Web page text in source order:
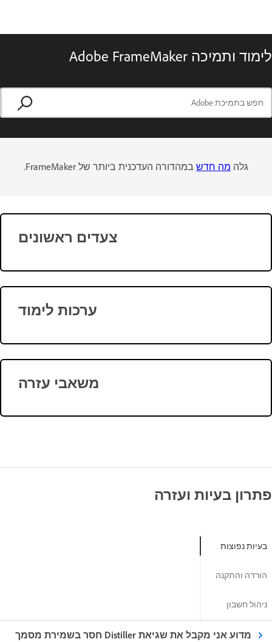
לימוד ותמיכה Adobe FrameMaker
גלה מה חדש במהדורה העדכנית ביותר של FrameMaker.
צעדים ראשונים
ערכות לימוד
משאבי עזרה
פתרון בעיות ועזרה
בעיות נפוצות
הורדה והתקנה
ניהול חשבון
מדוע אני מקבל את שגיאת Distiller חסר בשמירת מסמך